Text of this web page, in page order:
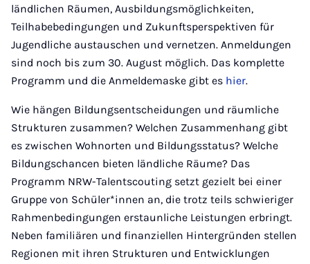
ländlichen Räumen, Ausbildungsmöglichkeiten,
Teilhabebedingungen und Zukunftsperspektiven für
Jugendliche austauschen und vernetzen. Anmeldungen
sind noch bis zum 30. August möglich. Das komplette
Programm und die Anmeldemaske gibt es hier.
Wie hängen Bildungsentscheidungen und räumliche
Strukturen zusammen? Welchen Zusammenhang gibt
es zwischen Wohnorten und Bildungsstatus? Welche
Bildungschancen bieten ländliche Räume? Das
Programm NRW-Talentscouting setzt gezielt bei einer
Gruppe von Schüler*innen an, die trotz teils schwieriger
Rahmenbedingungen erstaunliche Leistungen erbringt.
Neben familiären und finanziellen Hintergründen stellen
Regionen mit ihren Strukturen und Entwicklungen